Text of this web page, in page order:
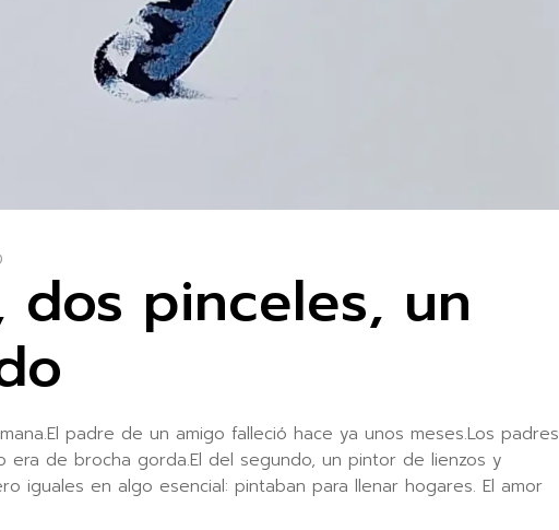
dos pinceles, un
padre de un amigo falleció hace ya unos meses.Los padres
era de brocha gorda.El del segundo, un pintor de lienzos y
iguales en algo esencial: pintaban para llenar hogares. El amor